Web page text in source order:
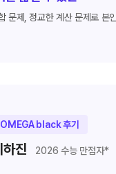
문제, 정교한 계산 문제로 본
OMEGA black 후기
하진 2026 수능 만점자*